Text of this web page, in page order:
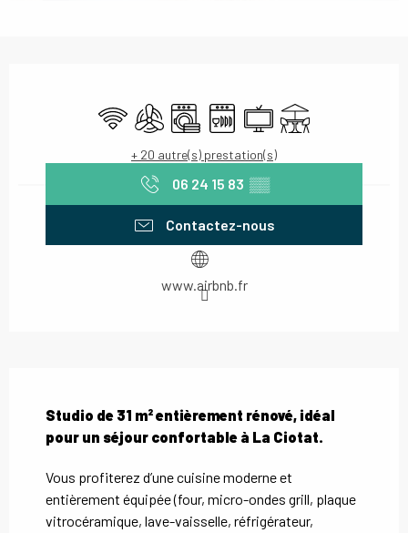
WiFi Air conditionné
Lave lingeLave vaisselle
TélévisionTerrasse
+ 20 autre(s) prestation(s)
06 24 15 83 ▒▒
Contactez-nous
www.airbnb.fr
Studio de 31 m² entièrement rénové, idéal
pour un séjour confortable à La Ciotat.
Vous profiterez d’une cuisine moderne et
entièrement équipée (four, micro-ondes grill, plaque
vitrocéramique, lave-vaisselle, réfrigérateur,